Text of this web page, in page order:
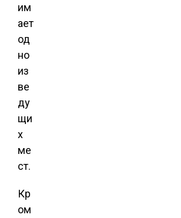
им
ает
од
но
из
ве
ду
щи
х
ме
ст.
Кр
ом